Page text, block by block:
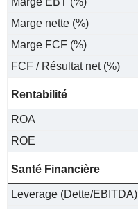
Marge nette (%)
Marge FCF (%)
FCF / Résultat net (%)
Rentabilité
ROA
ROE
Santé Financière
Leverage (Dette/EBITDA)